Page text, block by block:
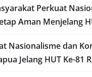
Perkuat
Aman Menjelang
Nasionalisme dan
Jelang HUT Ke-81